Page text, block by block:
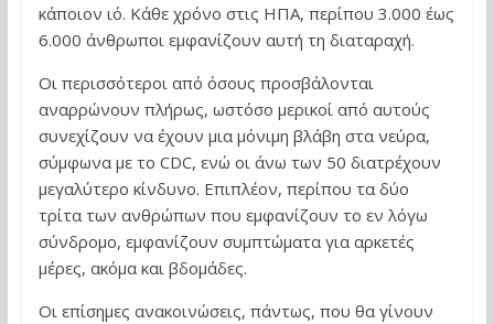
κάποιον ιό. Κάθε χρόνο στις ΗΠΑ, περίπου 3.000 έως
6.000 άνθρωποι εμφανίζουν αυτή τη διαταραχή.
Οι περισσότεροι από όσους προσβάλονται
αναρρώνουν πλήρως, ωστόσο μερικοί από αυτούς
συνεχίζουν να έχουν μια μόνιμη βλάβη στα νεύρα,
σύμφωνα με το CDC, ενώ οι άνω των 50 διατρέχουν
μεγαλύτερο κίνδυνο. Επιπλέον, περίπου τα δύο
τρίτα των ανθρώπων που εμφανίζουν το εν λόγω
σύνδρομο, εμφανίζουν συμπτώματα για αρκετές
μέρες, ακόμα και βδομάδες.
Οι επίσημες ανακοινώσεις, πάντως, που θα γίνουν